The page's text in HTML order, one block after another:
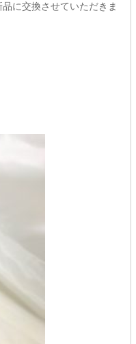
に交換させていただきま